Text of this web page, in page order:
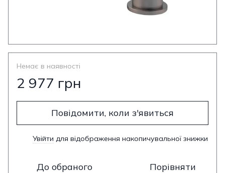
Немає в наявності
2 977 грн
Повідомити, коли з'явиться
Увійти для відображення накопичувальної знижки
До обраного Порівняти